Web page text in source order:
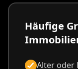
Häufige
Alter oder